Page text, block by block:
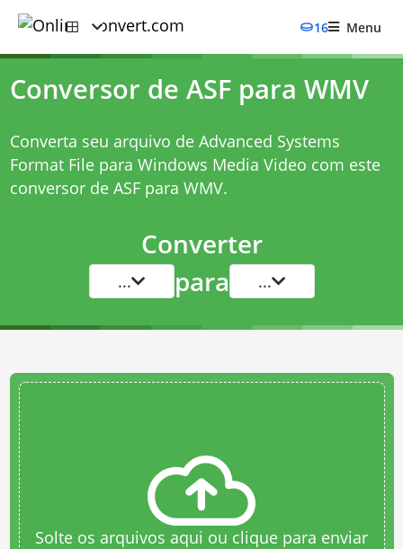
16 Menu
Conversor de ASF para WMV
Converta seu arquivo de Advanced Systems
Format File para Windows Media Video com este
conversor de ASF para WMV.
Converter
... para ...
Solte os arquivos aqui ou clique para enviar